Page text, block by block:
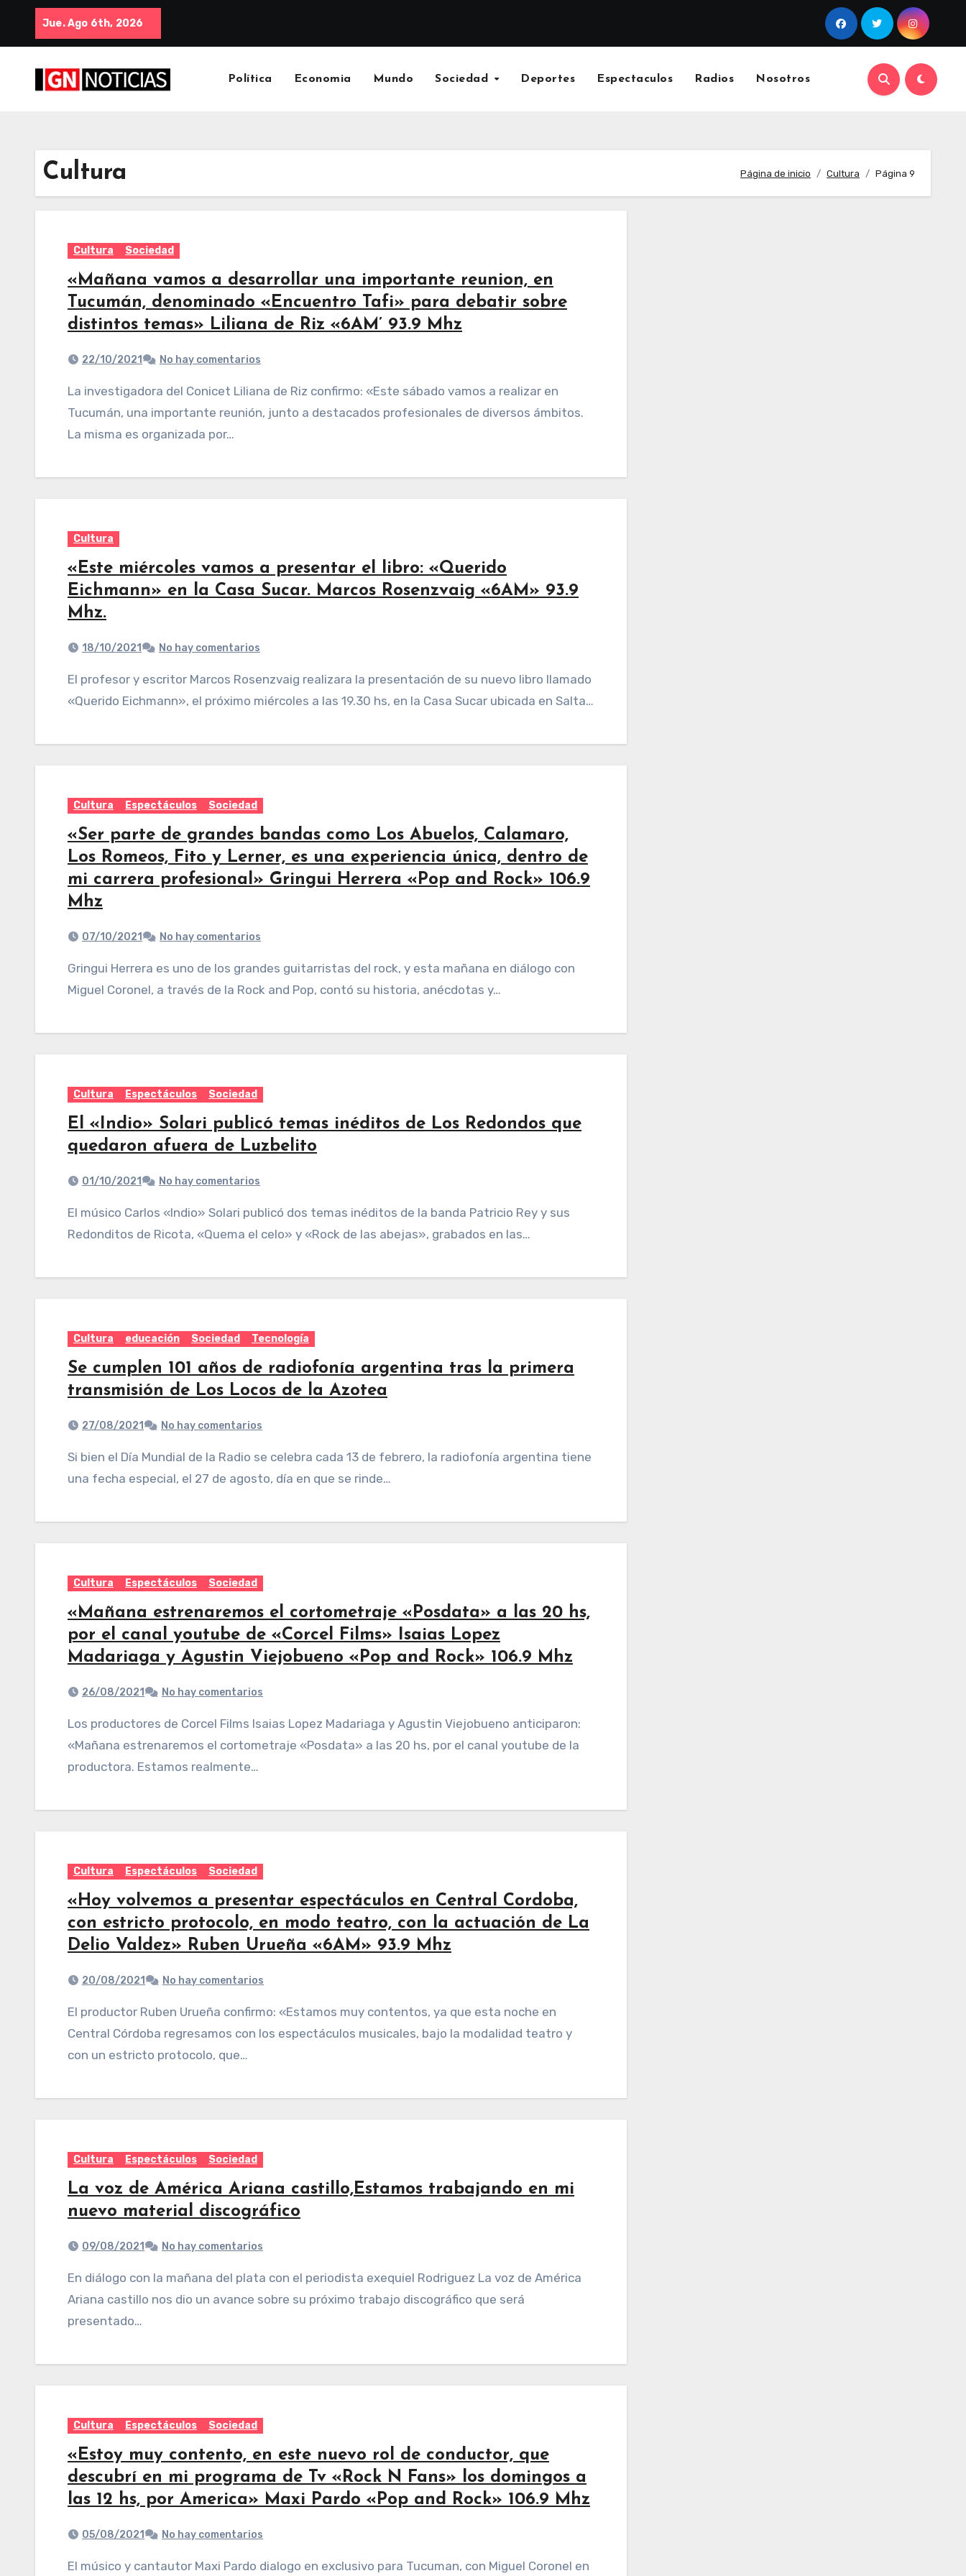
Jue. Ago 6th, 2026
Política Economia Mundo Sociedad Deportes Espectaculos Radios Nosotros
Cultura Página de inicio Cultura Página 9
Cultura Sociedad
«Mañana vamos a desarrollar una importante reunion, en
Tucumán, denominado «Encuentro Tafi» para debatir sobre
distintos temas» Liliana de Riz «6AM’ 93.9 Mhz
22/10/2021 No hay comentarios
La investigadora del Conicet Liliana de Riz confirmo: «Este sábado vamos a realizar en
Tucumán, una importante reunión, junto a destacados profesionales de diversos ámbitos.
La misma es organizada por…
Cultura
«Este miércoles vamos a presentar el libro: «Querido
Eichmann» en la Casa Sucar. Marcos Rosenzvaig «6AM» 93.9
Mhz.
18/10/2021 No hay comentarios
El profesor y escritor Marcos Rosenzvaig realizara la presentación de su nuevo libro llamado
«Querido Eichmann», el próximo miércoles a las 19.30 hs, en la Casa Sucar ubicada en Salta…
Cultura Espectáculos Sociedad
«Ser parte de grandes bandas como Los Abuelos, Calamaro,
Los Romeos, Fito y Lerner, es una experiencia única, dentro de
mi carrera profesional» Gringui Herrera «Pop and Rock» 106.9
Mhz
07/10/2021 No hay comentarios
Gringui Herrera es uno de los grandes guitarristas del rock, y esta mañana en diálogo con
Miguel Coronel, a través de la Rock and Pop, contó su historia, anécdotas y…
Cultura Espectáculos Sociedad
El «Indio» Solari publicó temas inéditos de Los Redondos que
quedaron afuera de Luzbelito
01/10/2021 No hay comentarios
El músico Carlos «Indio» Solari publicó dos temas inéditos de la banda Patricio Rey y sus
Redonditos de Ricota, «Quema el celo» y «Rock de las abejas», grabados en las…
Cultura educación Sociedad Tecnología
Se cumplen 101 años de radiofonía argentina tras la primera
transmisión de Los Locos de la Azotea
27/08/2021 No hay comentarios
Si bien el Día Mundial de la Radio se celebra cada 13 de febrero, la radiofonía argentina tiene
una fecha especial, el 27 de agosto, día en que se rinde…
Cultura Espectáculos Sociedad
«Mañana estrenaremos el cortometraje «Posdata» a las 20 hs,
por el canal youtube de «Corcel Films» Isaias Lopez
Madariaga y Agustin Viejobueno «Pop and Rock» 106.9 Mhz
26/08/2021 No hay comentarios
Los productores de Corcel Films Isaias Lopez Madariaga y Agustin Viejobueno anticiparon:
«Mañana estrenaremos el cortometraje «Posdata» a las 20 hs, por el canal youtube de la
productora. Estamos realmente…
Cultura Espectáculos Sociedad
«Hoy volvemos a presentar espectáculos en Central Cordoba,
con estricto protocolo, en modo teatro, con la actuación de La
Delio Valdez» Ruben Urueña «6AM» 93.9 Mhz
20/08/2021 No hay comentarios
El productor Ruben Urueña confirmo: «Estamos muy contentos, ya que esta noche en
Central Córdoba regresamos con los espectáculos musicales, bajo la modalidad teatro y
con un estricto protocolo, que…
Cultura Espectáculos Sociedad
La voz de América Ariana castillo,Estamos trabajando en mi
nuevo material discográfico
09/08/2021 No hay comentarios
En diálogo con la mañana del plata con el periodista exequiel Rodriguez La voz de América
Ariana castillo nos dio un avance sobre su próximo trabajo discográfico que será
presentado…
Cultura Espectáculos Sociedad
«Estoy muy contento, en este nuevo rol de conductor, que
descubrí en mi programa de Tv «Rock N Fans» los domingos a
las 12 hs, por America» Maxi Pardo «Pop and Rock» 106.9 Mhz
05/08/2021 No hay comentarios
El músico y cantautor Maxi Pardo dialogo en exclusivo para Tucuman, con Miguel Coronel en